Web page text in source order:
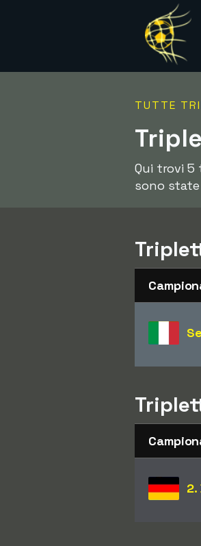
TUTTE
Qui trovi 5
sono state